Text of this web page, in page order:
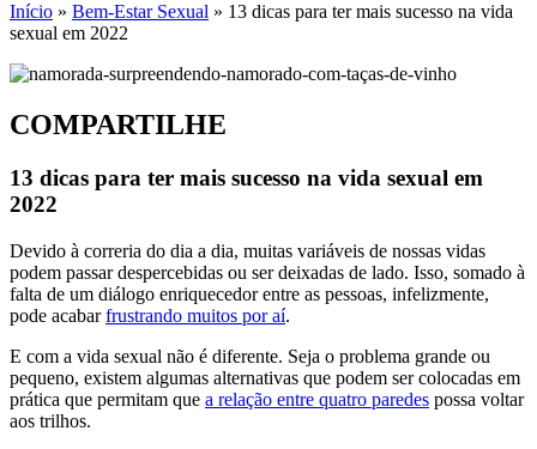
Início » Bem-Estar Sexual » 13 dicas para ter mais sucesso na vida
sexual em 2022
COMPARTILHE
13 dicas para ter mais sucesso na vida sexual em
2022
Devido à correria do dia a dia, muitas variáveis de nossas vidas
podem passar despercebidas ou ser deixadas de lado. Isso, somado à
falta de um diálogo enriquecedor entre as pessoas, infelizmente,
pode acabarfrustrando muitos por aí.
E com a vida sexual não é diferente. Seja o problema grande ou
pequeno, existem algumas alternativas que podem ser colocadas em
prática que permitam que a relação entre quatro paredes possa voltar
aos trilhos.